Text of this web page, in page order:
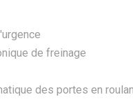
de freinage
des portes en